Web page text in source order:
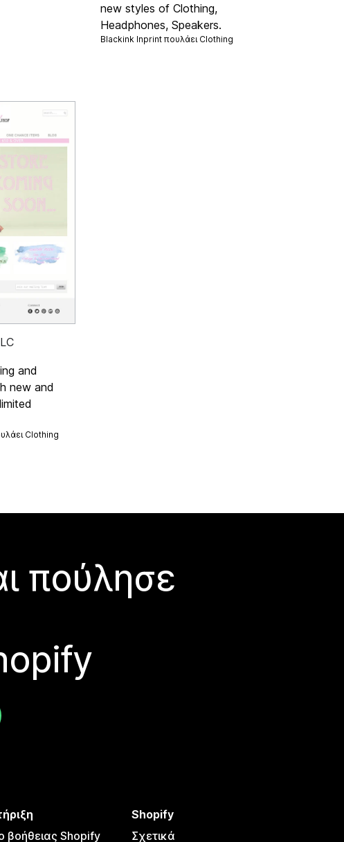
new styles of Clothing,
Headphones, Speakers.
Blackink Inprint πουλάει Clothing
and
new and
Clothing
πούλησε
βοήθειας Shopify
Shopify
Σχετικά